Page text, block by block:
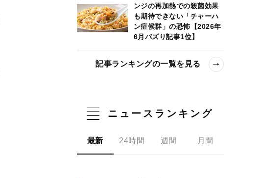
ンジの再加熱での殺菌効果
も期待できない「チャーハ
ン症候群」の恐怖【2026年
6月バズり記事1位】
記事ランキングの一覧を見る
ニュースランキング
最新 24時間 週間 月間